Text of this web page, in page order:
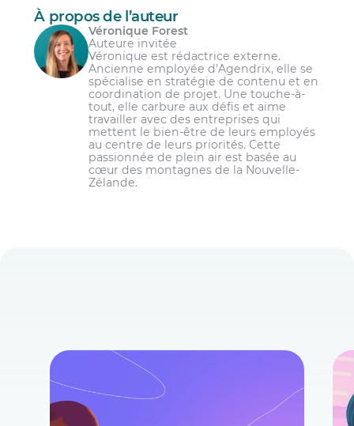
optimale;
Créer un processus de recrutement
efficace avec les bons outils;
Faire la promotion de votre marque
employeur;
S’assurer que votre marque employeur
reflète l’expérience collaborateur réelle;
Encourager vos salariés à recommander
des candidats;
Favoriser le recrutement interne;
À propos de l’auteur
Véronique Forest
Auteure invitée
Véronique est rédactrice externe.
Ancienne employée d’Agendrix, elle se
spécialise en stratégie de contenu et en
coordination de projet. Une touche-à-
tout, elle carbure aux défis et aime
travailler avec des entreprises qui
mettent le bien-être de leurs employés
au centre de leurs priorités. Cette
passionnée de plein air est basée au
cœur des montagnes de la Nouvelle-
Zélande.